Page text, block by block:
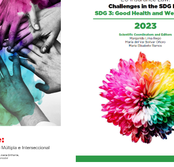
Rego
Côrte-
Joana
João
Vale de
sobre
Múltipla e
-
OPEN
and Editors
Lima Rego María
Bolívar Oñoro
Elisabete
International
of the Jean
Module EU
Law: Challenges
SDG Era SDG 3:
Health and Well-
2023